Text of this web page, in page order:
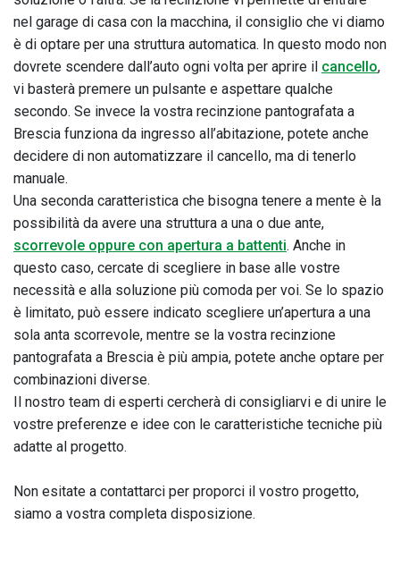
nel garage di casa con la macchina, il consiglio che vi diamo
è di optare per una struttura automatica. In questo modo non
dovrete scendere dall’auto ogni volta per aprire il cancello,
vi basterà premere un pulsante e aspettare qualche
secondo. Se invece la vostra recinzione pantografata a
Brescia funziona da ingresso all’abitazione, potete anche
decidere di non automatizzare il cancello, ma di tenerlo
manuale.
Una seconda caratteristica che bisogna tenere a mente è la
possibilità da avere una struttura a una o due ante,
scorrevole oppure con apertura a battenti. Anche in
questo caso, cercate di scegliere in base alle vostre
necessità e alla soluzione più comoda per voi. Se lo spazio
è limitato, può essere indicato scegliere un’apertura a una
sola anta scorrevole, mentre se la vostra recinzione
pantografata a Brescia è più ampia, potete anche optare per
combinazioni diverse.
Il nostro team di esperti cercherà di consigliarvi e di unire le
vostre preferenze e idee con le caratteristiche tecniche più
adatte al progetto.
Non esitate a contattarci per proporci il vostro progetto,
siamo a vostra completa disposizione.